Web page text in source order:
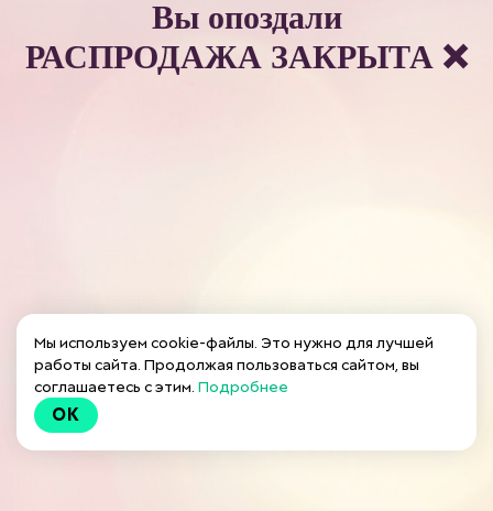
Вы опоздали
РАСПРОДАЖА ЗАКРЫТА ❌
Мы используем cookie-файлы. Это нужно для лучшей
работы сайта. Продолжая пользоваться сайтом, вы
соглашаетесь с этим. Подробнее
OK